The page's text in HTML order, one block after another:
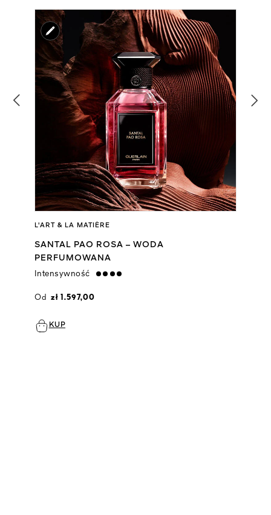
L'ART & LA MATIÈRE
SANTAL PAO ROSA – WODA
PERFUMOWANA
Intensywność strong
Od zł 1.597,00
KUP